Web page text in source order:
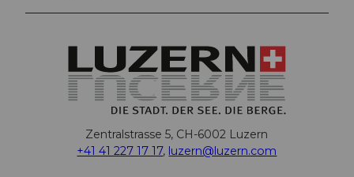
Zentralstrasse 5, CH-6002 Luzern
+41 41 227 17 17, luzern@luzern.com